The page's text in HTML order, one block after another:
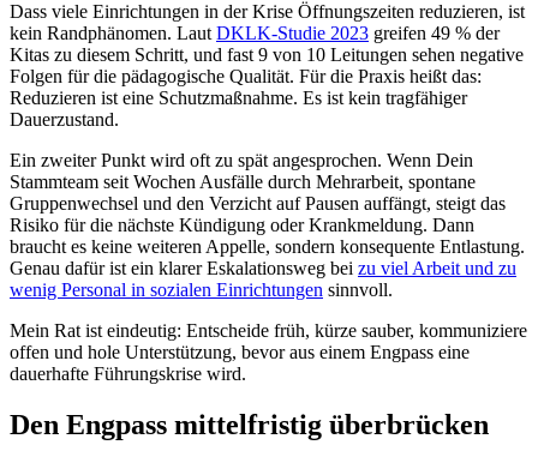
Dass viele Einrichtungen in der Krise Öffnungszeiten reduzieren, ist
kein Randphänomen. Laut DKLK-Studie 2023 greifen 49 % der
Kitas zu diesem Schritt, und fast 9 von 10 Leitungen sehen negative
Folgen für die pädagogische Qualität. Für die Praxis heißt das:
Reduzieren ist eine Schutzmaßnahme. Es ist kein tragfähiger
Dauerzustand.
Ein zweiter Punkt wird oft zu spät angesprochen. Wenn Dein
Stammteam seit Wochen Ausfälle durch Mehrarbeit, spontane
Gruppenwechsel und den Verzicht auf Pausen auffängt, steigt das
Risiko für die nächste Kündigung oder Krankmeldung. Dann
braucht es keine weiteren Appelle, sondern konsequente Entlastung.
Genau dafür ist ein klarer Eskalationsweg bei zu viel Arbeit und zu
wenig Personal in sozialen Einrichtungen sinnvoll.
Mein Rat ist eindeutig: Entscheide früh, kürze sauber, kommuniziere
offen und hole Unterstützung, bevor aus einem Engpass eine
dauerhafte Führungskrise wird.
Den Engpass mittelfristig überbrücken